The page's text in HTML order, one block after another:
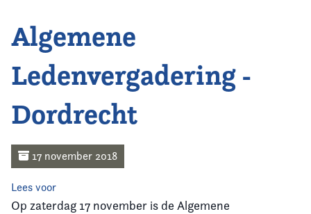
Home
Agenda
Nieuws
Opleiding
Kennis & Informatie
Algemene
Ledenvergadering -
Dordrecht
17 november 2018
Lees voor
Op zaterdag 17 november is de Algemene